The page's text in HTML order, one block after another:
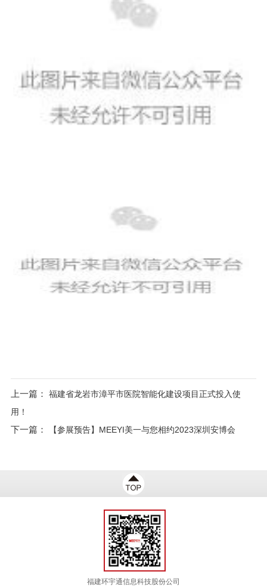
上一篇： 福建省龙岩市漳平市医院智能化建设项目正式投入使
用！
下一篇：
【参展预告】MEEYI美一与您相约2023深圳安博会
福建环宇通信息科技股份公司